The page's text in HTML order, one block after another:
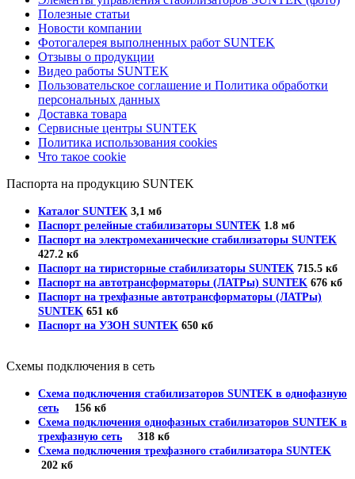
Полезные статьи
Новости компании
Фотогалерея выполненных работ SUNTEK
Отзывы о продукции
Видео работы SUNTEK
Пользовательское соглашение и Политика обработки
персональных данных
Доставка товара
Сервисные центры SUNTEK
Политика использования cookies
Что такое cookie
Паспорта на продукцию SUNTEK
Каталог SUNTEK 3,1 мб
Паспорт релейные стабилизаторы SUNTEK 1.8 мб
Паспорт на электромеханические стабилизаторы SUNTEK
427.2 кб
Паспорт на тиристорные стабилизаторы SUNTEK 715.5 кб
Паспорт на автотрансформаторы (ЛАТРы) SUNTEK 676 кб
Паспорт на трехфазные автотрансформаторы (ЛАТРы)
SUNTEK 651 кб
Паспорт на УЗОН SUNTEK 650 кб
Схемы подключения в сеть
Схема подключения стабилизаторов SUNTEK в однофазную
сеть 156 кб
Схема подключения однофазных стабилизаторов SUNTEK в
трехфазную сеть 318 кб
Схема подключения трехфазного стабилизатора SUNTEK
202 кб